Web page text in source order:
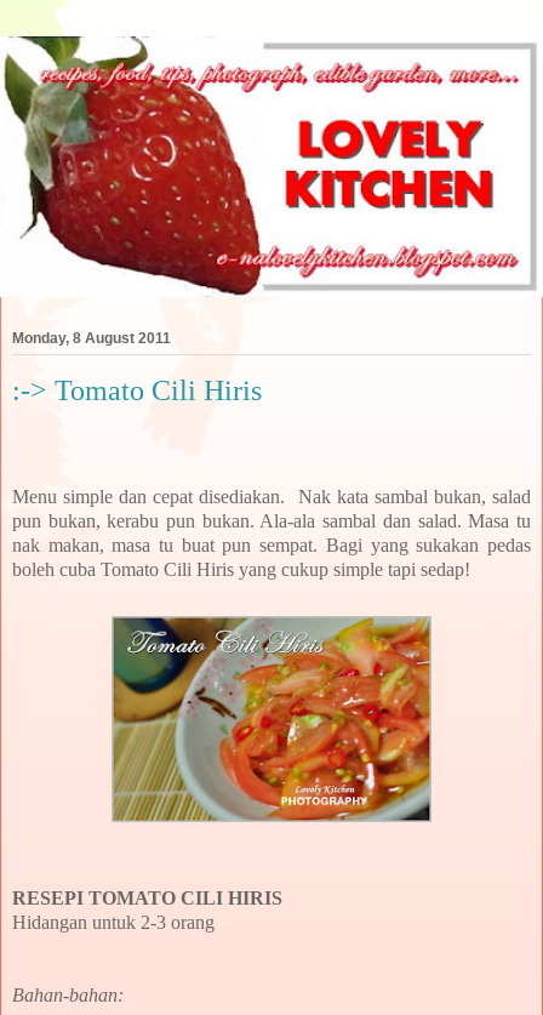
Monday, 8 August 2011
:-> Tomato Cili Hiris
Menu simple dan cepat disediakan. Nak kata sambal bukan, salad
pun bukan, kerabu pun bukan. Ala-ala sambal dan salad. Masa tu
nak makan, masa tu buat pun sempat. Bagi yang sukakan pedas
boleh cuba Tomato Cili Hiris yang cukup simple tapi sedap!
RESEPI TOMATO CILI HIRIS
Hidangan untuk 2-3 orang
Bahan-bahan: